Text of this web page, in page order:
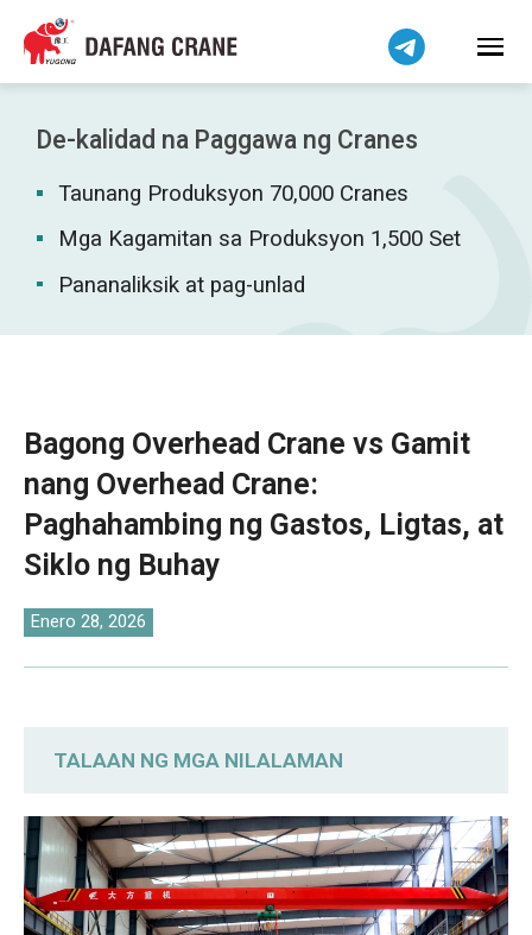
De-kalidad na Paggawa ng Cranes
Taunang Produksyon 70,000 Cranes
Mga Kagamitan sa Produksyon 1,500 Set
Pananaliksik at pag-unlad
Bagong Overhead Crane vs Gamit
nang Overhead Crane:
Paghahambing ng Gastos, Ligtas, at
Siklo ng Buhay
Enero 28, 2026
TALAAN NG MGA NILALAMAN
Mabilisang Paghahambing: Bago vs Gamit
nang Overhead Crane
Paghahambing ng Presyo: Paunang
हिन्दी
Bahasa Indonesia
Bahasa Melayu
Tiếng Việt
বাংলা
فارسی
اردو
Kiswahili
Dansk
Norsk
O‘zbekcha